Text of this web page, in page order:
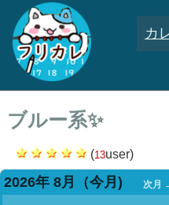
カ
ブルー系✨
(13user)
2026年 8月 （今月)
次月